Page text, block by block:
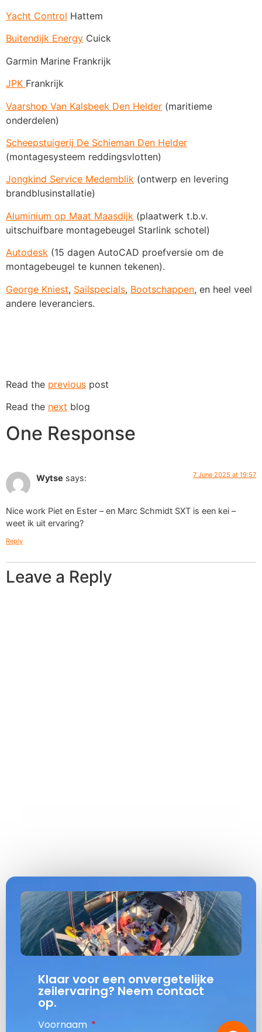
Yacht Control Hattem
Buitendijk Energy Cuick
Garmin Marine Frankrijk
JPK Frankrijk
Vaarshop Van Kalsbeek Den Helder (maritieme
onderdelen)
Scheepstuigerij De Schieman Den Helder
(montagesysteem reddingsvlotten)
Jongkind Service Medemblik (ontwerp en levering
brandblusinstallatie)
Aluminium op Maat Maasdijk (plaatwerk t.b.v.
uitschuifbare montagebeugel Starlink schotel)
Autodesk (15 dagen AutoCAD proefversie om de
montagebeugel te kunnen tekenen).
George Kniest, Sailspecials, Bootschappen, en heel veel
andere leveranciers.
Read the previous post
Read the next blog
One Response
Wytse says: 7 June 2025 at 19:57
Nice work Piet en Ester – en Marc Schmidt SXT is een kei –
weet ik uit ervaring?
Reply
Leave a Reply
Klaar voor een onvergetelijke
zeilervaring? Neem contact
op.
Voornaam